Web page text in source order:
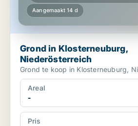
Aangemaakt 14 d
Grond in Klosterneuburg,
Niederösterreich
Grond te koop in Klosterneuburg,
Areal
-
Pris